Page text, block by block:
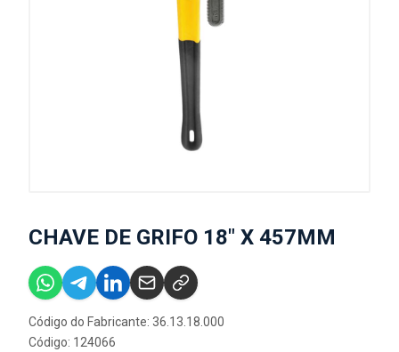
CHAVE DE GRIFO 18" X 457MM
Código do Fabricante: 36.13.18.000
Código: 124066